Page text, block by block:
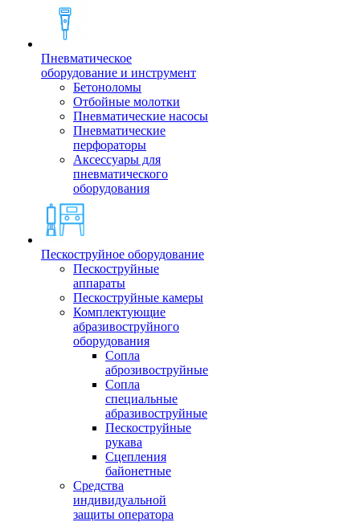
Пневматическое
оборудование и инструмент
Бетоноломы
Отбойные молотки
Пневматические насосы
Пневматические
перфораторы
Аксессуары для
пневматического
оборудования
Пескоструйное оборудование
Пескоструйные
аппараты
Пескоструйные камеры
Комплектующие
абразивоструйного
оборудования
Сопла
аброзивоструйные
Сопла
специальные
абразивоструйные
Пескоструйные
рукава
Сцепления
байонетные
Средства
индивидуальной
защиты оператора